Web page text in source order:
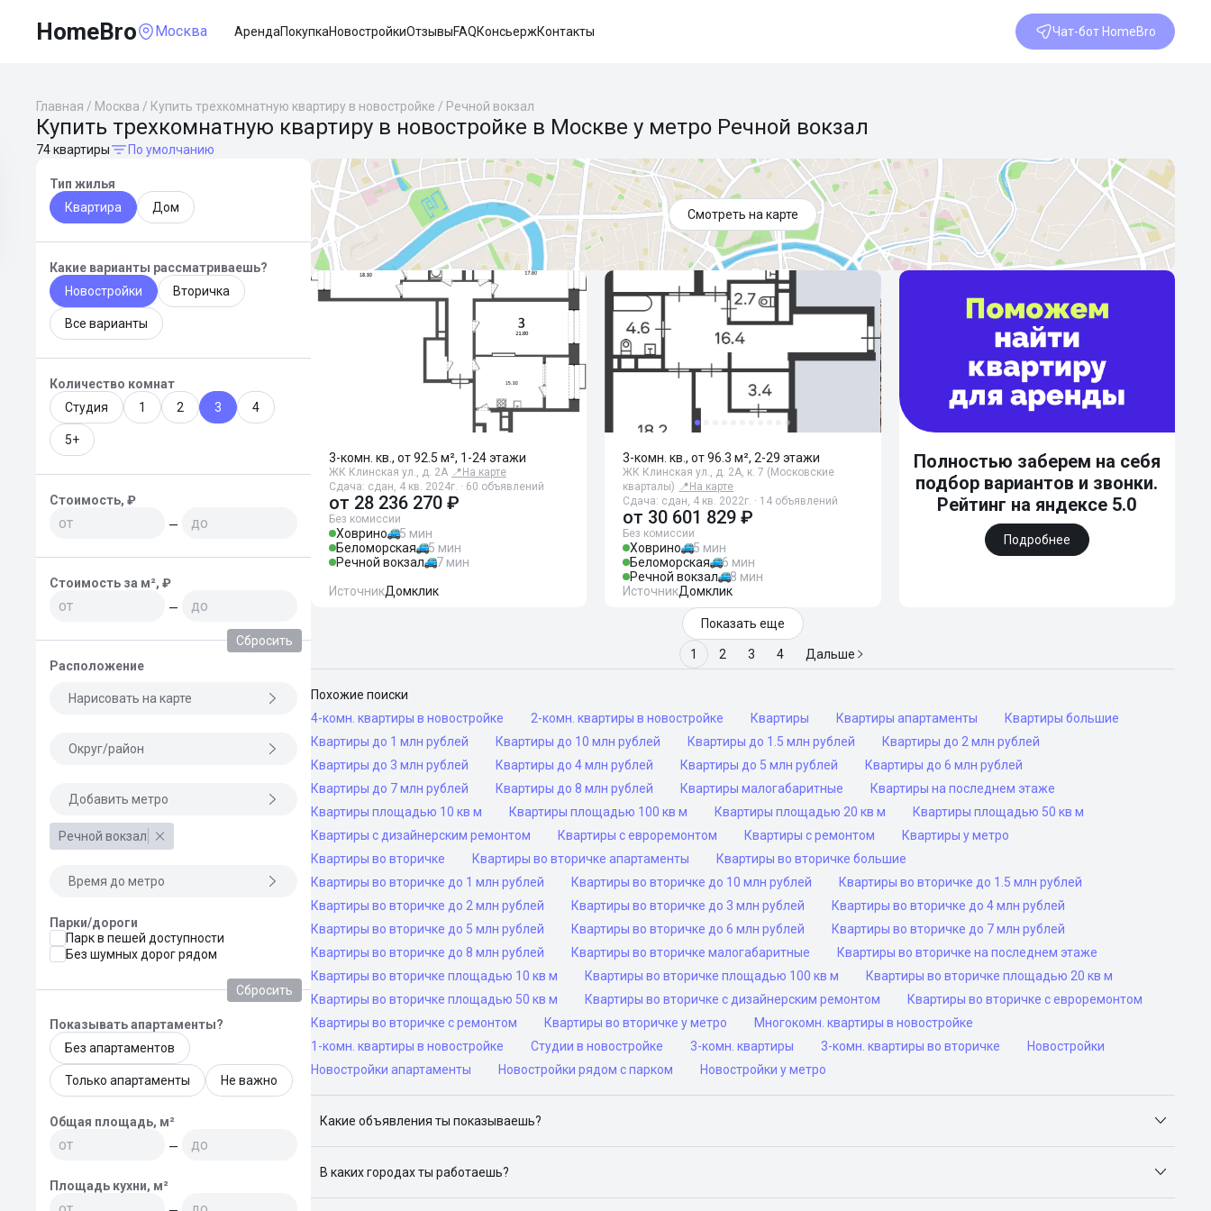
HomeBro Москва АрендаПокупкаНовостройкиОтзывыFAQКонсьержКонтакты Чат-бот HomeBro
Главная / Москва / Купить трехкомнатную квартиру в новостройке / Речной вокзал
Купить трехкомнатную квартиру в новостройке в Москве у метро Речной вокзал
74 квартиры По умолчанию
Тип жилья
Квартира
Дом
Какие варианты рассматриваешь?
Новостройки
Вторичка
Все варианты
Количество комнат
Студия
1 2 3 4
5+
Стоимость, ₽
—
Стоимость за м², ₽
—
Сбросить
Расположение
Нарисовать на карте
Округ/район
Добавить метро
Речной вокзал
Время до метро
Парки/дороги
Парк в пешей доступности
Без шумных дорог рядом
Сбросить
Показывать апартаменты?
Без апартаментов
Только апартаменты Не важно
Общая площадь, м²
—
Площадь кухни, м²
Смотреть на карте
3-комн. кв., от 92.5 м², 1-24 этажи
ЖК Клинская ул., д. 2А 📍 На карте
Сдача: сдан, 4 кв. 2024г. · 60 объявлений
от 28 236 270 ₽
Без комиссии
Ховрино
5 мин
Беломорская
5 мин
Речной вокзал
7 мин
ИсточникДомклик
3-комн. кв., от 96.3 м², 2-29 этажи
ЖК Клинская ул., д. 2А, к. 7 (Московские
кварталы) 📍 На карте
Сдача: сдан, 4 кв. 2022г. · 14 объявлений
от 30 601 829 ₽
Без комиссии
Ховрино
5 мин
Беломорская
6 мин
Речной вокзал
8 мин
ИсточникДомклик
Полностью заберем на себя
подбор вариантов и звонки.
Рейтинг на яндексе 5.0
Подробнее
Показать еще
1 2 3 4 Дальше
Похожие поиски
4-комн. квартиры в новостройке
2-комн. квартиры в новостройке Квартиры Квартиры апартаменты
Квартиры большие
Квартиры до 1 млн рублей
Квартиры до 10 млн рублей Квартиры до 1.5 млн рублей
Квартиры до 2 млн рублей
Квартиры до 3 млн рублей
Квартиры до 4 млн рублей Квартиры до 5 млн рублей
Квартиры до 6 млн рублей
Квартиры до 7 млн рублей
Квартиры до 8 млн рублей Квартиры малогабаритные
Квартиры на последнем этаже
Квартиры площадью 10 кв м
Квартиры площадью 100 кв м Квартиры площадью 20 кв м
Квартиры площадью 50 кв м
Квартиры с дизайнерским ремонтом
Квартиры с евроремонтом Квартиры с ремонтом
Квартиры у метро
Квартиры во вторичке
Квартиры во вторичке апартаменты
Квартиры во вторичке большие
Квартиры во вторичке до 1 млн рублей
Квартиры во вторичке до 10 млн рублей
Квартиры во вторичке до 1.5 млн рублей
Квартиры во вторичке до 2 млн рублей
Квартиры во вторичке до 3 млн рублей
Квартиры во вторичке до 4 млн рублей
Квартиры во вторичке до 5 млн рублей
Квартиры во вторичке до 6 млн рублей
Квартиры во вторичке до 7 млн рублей
Квартиры во вторичке до 8 млн рублей
Квартиры во вторичке малогабаритные
Квартиры во вторичке на последнем этаже
Квартиры во вторичке площадью 10 кв м
Квартиры во вторичке площадью 100 кв м
Квартиры во вторичке площадью 20 кв м
Квартиры во вторичке площадью 50 кв м
Квартиры во вторичке с дизайнерским ремонтом
Квартиры во вторичке с евроремонтом
Квартиры во вторичке с ремонтом
Квартиры во вторичке у метро
Многокомн. квартиры в новостройке
1-комн. квартиры в новостройке
Студии в новостройке 3-комн. квартиры 3-комн. квартиры во вторичке
Новостройки
Новостройки апартаменты
Новостройки рядом с парком Новостройки у метро
Какие объявления ты показываешь?
В каких городах ты работаешь?